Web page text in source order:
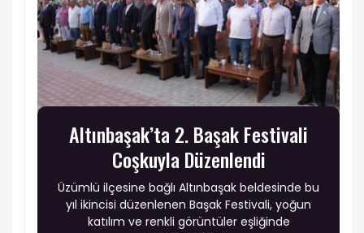
Altınbaşak’ta 2. Başak Festivali
Coşkuyla Düzenlendi
Üzümlü ilçesine bağlı Altınbaşak beldesinde bu
yıl ikincisi düzenlenen Başak Festivali, yoğun
katılım ve renkli görüntüler eşliğinde